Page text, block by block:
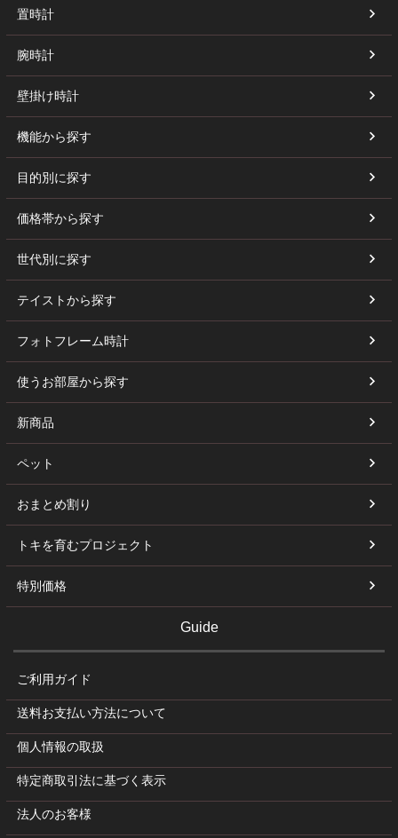
置時計
腕時計
壁掛け時計
機能から探す
目的別に探す
価格帯から探す
世代別に探す
テイストから探す
フォトフレーム時計
使うお部屋から探す
新商品
ペット
おまとめ割り
トキを育むプロジェクト
特別価格
Guide
ご利用ガイド
送料お支払い方法について
個人情報の取扱
特定商取引法に基づく表示
法人のお客様